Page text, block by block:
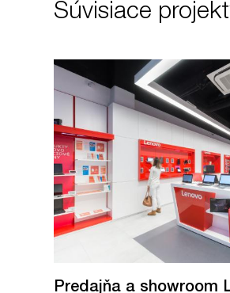
Súvisiace
Predajňa a showroom